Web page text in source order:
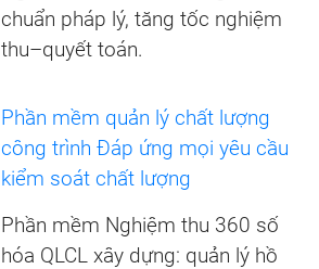
chuẩn pháp lý, tăng tốc nghiệm
thu–quyết toán.
Phần mềm quản lý chất lượng
công trình Đáp ứng mọi yêu cầu
kiểm soát chất lượng
Phần mềm Nghiệm thu 360 số
hóa QLCL xây dựng: quản lý hồ